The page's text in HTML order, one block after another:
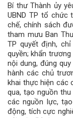
Bí thư Thành ủy
UBND TP tổ chức
chế, chính sách
tham mưu Ban
TP quyết định,
quyền; khẩn
nội dung, đúng
hành các chủ
khai thực hiện các
qua, tạo nguồn
các nguồn lực,
động, tích cực